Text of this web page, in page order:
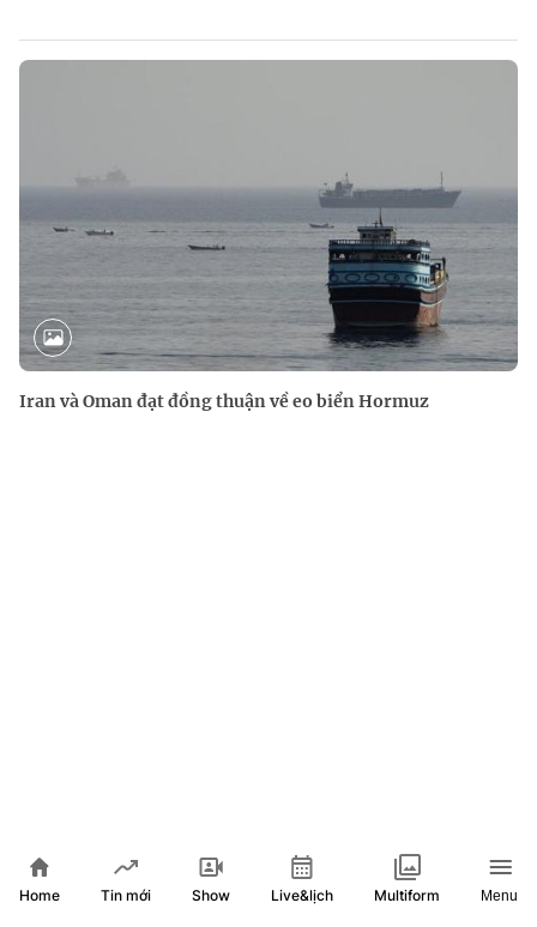
Iran và Oman đạt đồng thuận về eo biển Hormuz
XEM THÊM
Home Tin mới Show Live&lịch Multiform Menu